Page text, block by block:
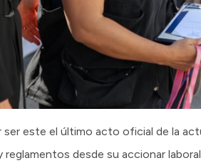
este el último acto oficial de la
desde su accionar